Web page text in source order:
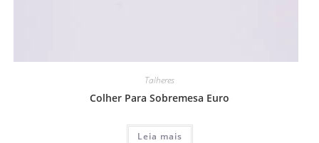
Talheres
Colher Para Sobremesa Euro
Leia mais